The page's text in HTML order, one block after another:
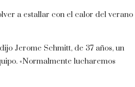
a estallar con el calor del verano
Jerome Schmitt, de 37 años, un
«Normalmente lucharemos